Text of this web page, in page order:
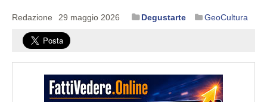
Redazione 29 maggio 2026 Degustarte GeoCultura